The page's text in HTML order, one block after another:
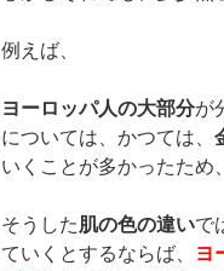
例えば、
ヨーロッパ人の大部分が
については、かつては、
いくことが多かったため、
そうした肌の色の違いで
ていくとするならば、
ヨ